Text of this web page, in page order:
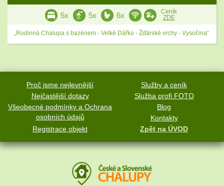
5x 5x 6x
Ceník
ZDE
„Rodinná Chalupa s bazénem - Velké Dářko - Žďárské vrchy - Vysočina“
Proč jsme nejlevnější
Služby a ceník
Nejčastější dotazy
Služba profi FOTO
Všeobecné podmínky a Ochrana
osobních údajů
Blog
Kontakty
Registrace objekt
Zpět na ÚVOD